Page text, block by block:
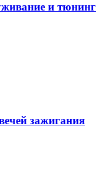
и тюнинг
зажигания